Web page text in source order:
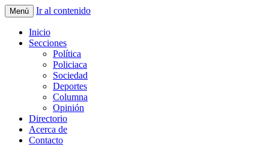
La Yunta de Tepic
Menú Ir al contenido
Inicio
Secciones
Política
Policiaca
Sociedad
Deportes
Columna
Opinión
Directorio
Acerca de
Contacto